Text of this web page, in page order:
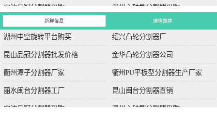
宁波品冠分割器采购 温州心轴型分割器采购
新鲜信息 编辑推荐
湖州中空旋转平台购买 绍兴凸轮分割器厂
昆山品冠分割器批发价格 金华凸轮分割器公司
衢州潭子分割器厂家 衢州PU平板型分割器生产厂家
丽水闽台分割器工厂 昆山闽台分割器直销
宁波品冠分割器采购 温州心轴型分割器采购